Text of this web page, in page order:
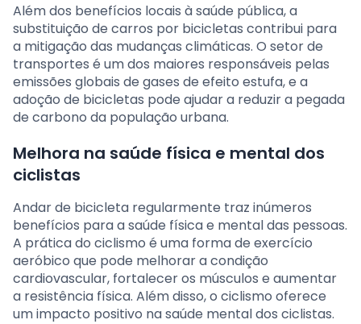
Além dos benefícios locais à saúde pública, a
substituição de carros por bicicletas contribui para
a mitigação das mudanças climáticas. O setor de
transportes é um dos maiores responsáveis pelas
emissões globais de gases de efeito estufa, e a
adoção de bicicletas pode ajudar a reduzir a pegada
de carbono da população urbana.
Melhora na saúde física e mental dos
ciclistas
Andar de bicicleta regularmente traz inúmeros
benefícios para a saúde física e mental das pessoas.
A prática do ciclismo é uma forma de exercício
aeróbico que pode melhorar a condição
cardiovascular, fortalecer os músculos e aumentar
a resistência física. Além disso, o ciclismo oferece
um impacto positivo na saúde mental dos ciclistas.